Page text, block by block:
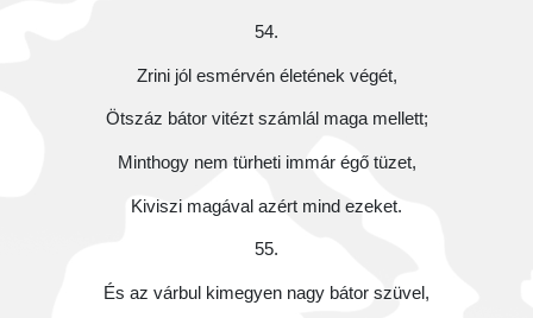
54.
Zrini jól esmérvén életének végét,
Ötszáz bátor vitézt számlál maga mellett;
Minthogy nem türheti immár égő tüzet,
Kiviszi magával azért mind ezeket.
55.
És az várbul kimegyen nagy bátor szüvel,